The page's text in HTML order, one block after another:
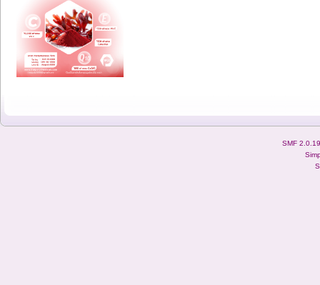
SMF 2.0.19